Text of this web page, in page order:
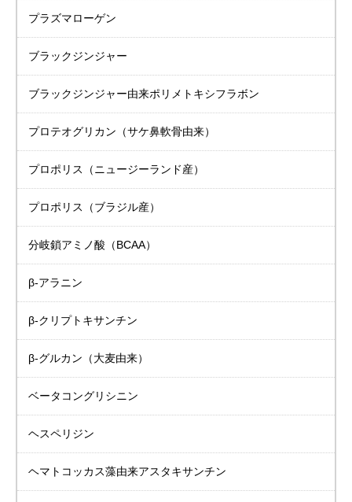
プラズマローゲン
ブラックジンジャー
ブラックジンジャー由来ポリメトキシフラボン
プロテオグリカン （サケ鼻軟骨由来）
プロポリス （ニュージーランド産）
プロポリス （ブラジル産）
分岐鎖アミノ酸（BCAA）
β-アラニン
β-クリプトキサンチン
β-グルカン（大麦由来）
ベータコングリシニン
ヘスペリジン
ヘマトコッカス藻由来アスタキサンチン